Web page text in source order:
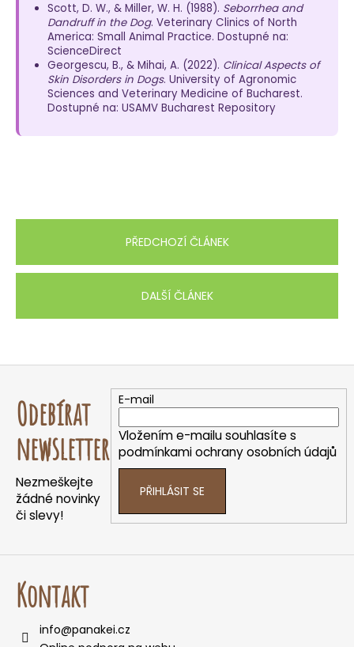
Scott, D. W., & Miller, W. H. (1988). Seborrhea and
Dandruff in the Dog. Veterinary Clinics of North
America: Small Animal Practice. Dostupné na:
ScienceDirect
Georgescu, B., & Mihai, A. (2022). Clinical Aspects of
Skin Disorders in Dogs. University of Agronomic
Sciences and Veterinary Medicine of Bucharest.
Dostupné na: USAMV Bucharest Repository
PŘEDCHOZÍ ČLÁNEK
DALŠÍ ČLÁNEK
Z
Odebírat
newsletter
Nezmeškejte
žádné novinky
či slevy!
E-mail
Vložením e-mailu souhlasíte s
podmínkami ochrany osobních údajů
PŘIHLÁSIT SE
Kontakt
info@panakei.cz